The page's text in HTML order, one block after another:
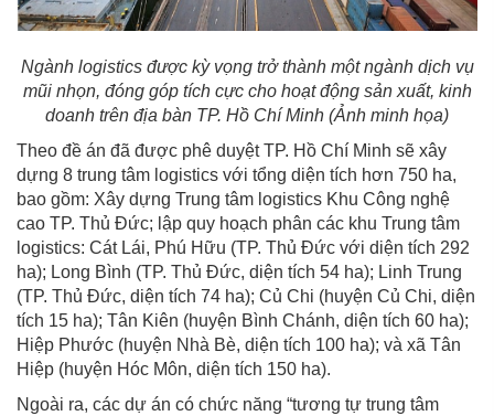
Ngành logistics được kỳ vọng trở thành một ngành dịch vụ
mũi nhọn, đóng góp tích cực cho hoạt động sản xuất, kinh
doanh trên địa bàn TP. Hồ Chí Minh (Ảnh minh họa)
Theo đề án đã được phê duyệt TP. Hồ Chí Minh sẽ xây
dựng 8 trung tâm logistics với tổng diện tích hơn 750 ha,
bao gồm: Xây dựng Trung tâm logistics Khu Công nghệ
cao TP. Thủ Đức; lập quy hoạch phân các khu Trung tâm
logistics: Cát Lái, Phú Hữu (TP. Thủ Đức với diện tích 292
ha); Long Bình (TP. Thủ Đức, diện tích 54 ha); Linh Trung
(TP. Thủ Đức, diện tích 74 ha); Củ Chi (huyện Củ Chi, diện
tích 15 ha); Tân Kiên (huyện Bình Chánh, diện tích 60 ha);
Hiệp Phước (huyện Nhà Bè, diện tích 100 ha); và xã Tân
Hiệp (huyện Hóc Môn, diện tích 150 ha).
Ngoài ra, các dự án có chức năng “tương tự trung tâm